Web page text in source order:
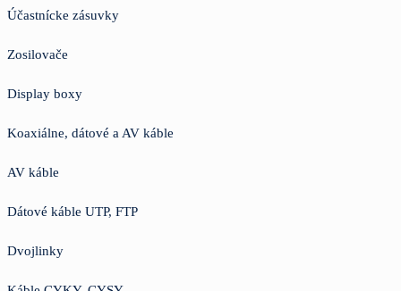
Účastnícke zásuvky
Zosilovače
Display boxy
Koaxiálne, dátové a AV káble
AV káble
Dátové káble UTP, FTP
Dvojlinky